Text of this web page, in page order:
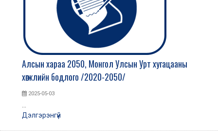
Алсын хараа 2050, Монгол Улсын Урт хугацааны
хөгжлийн бодлого /2020-2050/
2025-05-03
Дэлгэрэнгүй